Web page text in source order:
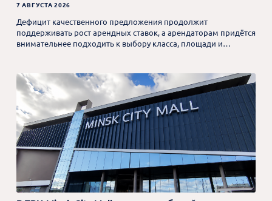
7 АВГУСТА 2026
Дефицит качественного предложения продолжит
поддерживать рост арендных ставок, а арендаторам придётся
внимательнее подходить к выбору класса, площади и